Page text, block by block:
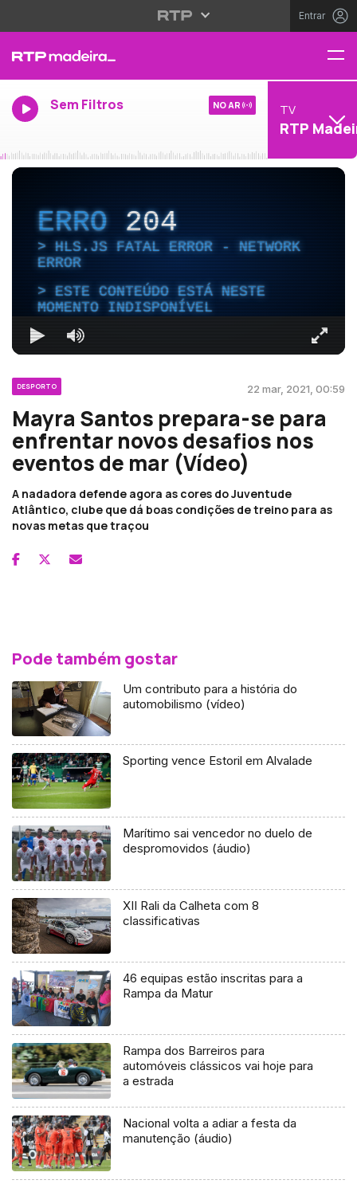
Entrar
Sem Filtros NO AR TV
RTP
ERRO204
HLS.JS FATAL ERROR - NETWORK
ERROR
ESTE CONTEÚDO ESTÁ NESTE
MOMENTO INDISPONÍVEL
DESPORTO 22 mar, 2021, 00:59
Mayra Santos prepara-se para
enfrentar novos desafios nos
eventos de mar (Vídeo)
A nadadora defende agora as cores do Juventude
Atlântico, clube que dá boas condições de treino para as
novas metas que traçou
Pode também gostar
Um contributo para a história do
automobilismo (vídeo)
Sporting vence Estoril em Alvalade
Marítimo sai vencedor no duelo de
despromovidos (áudio)
XII Rali da Calheta com 8
classificativas
46 equipas estão inscritas para a
Rampa da Matur
Rampa dos Barreiros para
automóveis clássicos vai hoje para
a estrada
Nacional volta a adiar a festa da
manutenção (áudio)